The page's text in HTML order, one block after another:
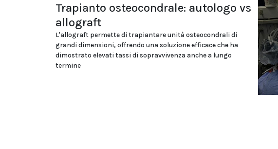
Trapianto osteocondrale: autologo vs
allograft
L'allograft permette di trapiantare unità osteocondrali di
grandi dimensioni, offrendo una soluzione efficace che ha
dimostrato elevati tassi di sopravvivenza anche a lungo
termine